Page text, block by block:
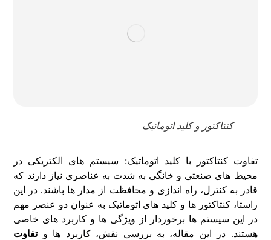
کنتاکتور و کلید اتوماتیک
تفاوت کنتاکتور با کلید اتوماتیک: سیستم‌ های الکتریکی در
محیط‌ های صنعتی و خانگی به شدت به عناصری نیاز دارند که
قادر به کنترل، راه‌ اندازی و محافظت از مدار ها باشند. در این
راستا، کنتاکتور ها و کلید های اتوماتیک به عنوان دو عنصر مهم
در این سیستم‌ ها برخوردار از ویژگی‌ ها و کاربرد های خاصی
هستند. در این مقاله، به بررسی نقش، کاربرد ها وتفاوت‌